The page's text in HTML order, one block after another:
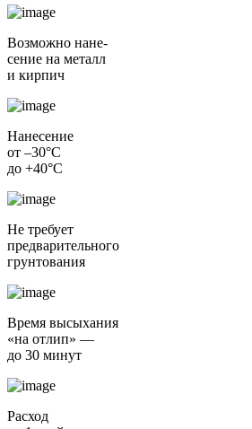
Возможно нане-
сение на металл
и кирпич
Нанесение
от –30°С
до +40°С
Не требует
предварительного
грунтования
Время высыхания
«на отлип» —
до 30 минут
Расход